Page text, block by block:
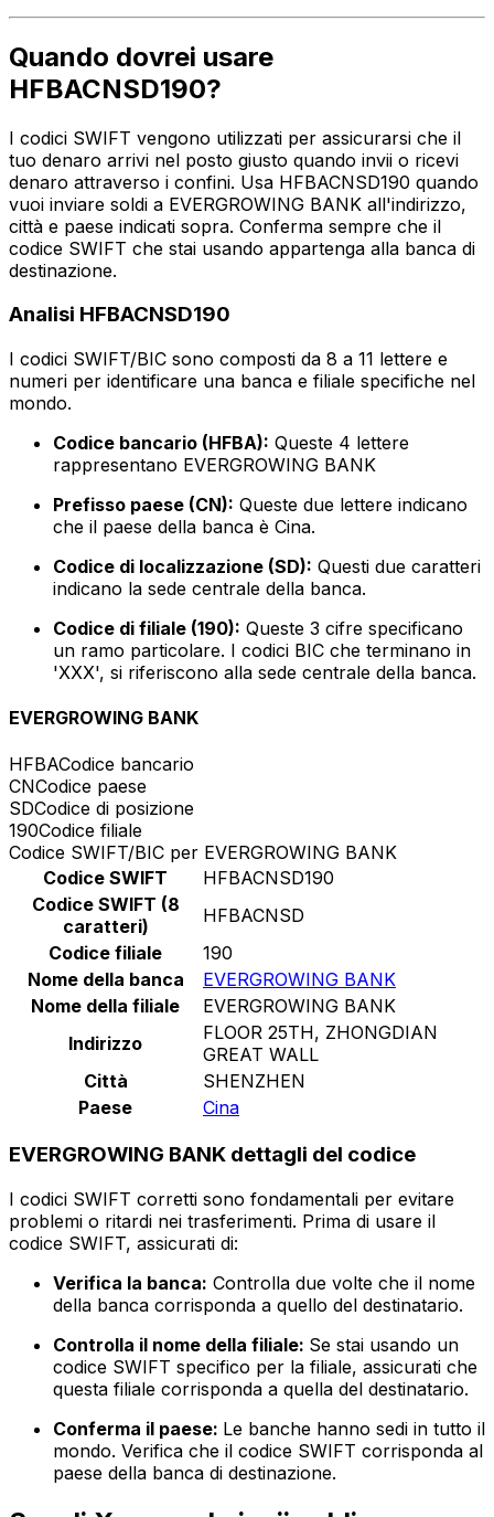
Quando dovrei usare
HFBACNSD190?
I codici SWIFT vengono utilizzati per assicurarsi che il
tuo denaro arrivi nel posto giusto quando invii o ricevi
denaro attraverso i confini. Usa HFBACNSD190 quando
vuoi inviare soldi a EVERGROWING BANK all'indirizzo,
città e paese indicati sopra. Conferma sempre che il
codice SWIFT che stai usando appartenga alla banca di
destinazione.
Analisi HFBACNSD190
I codici SWIFT/BIC sono composti da 8 a 11 lettere e
numeri per identificare una banca e filiale specifiche nel
mondo.
Codice bancario (HFBA): Queste 4 lettere
rappresentano EVERGROWING BANK
Prefisso paese (CN): Queste due lettere indicano
che il paese della banca è Cina.
Codice di localizzazione (SD): Questi due caratteri
indicano la sede centrale della banca.
Codice di filiale (190): Queste 3 cifre specificano
un ramo particolare. I codici BIC che terminano in
'XXX', si riferiscono alla sede centrale della banca.
EVERGROWING BANK
HFBACodice bancario
CNCodice paese
SDCodice di posizione
190Codice filiale
Codice SWIFT/BIC per EVERGROWING BANK
Codice SWIFT
HFBACNSD190
Codice SWIFT (8
caratteri)
HFBACNSD
Codice filiale
190
Nome della banca
EVERGROWING BANK
Nome della filiale
EVERGROWING BANK
Indirizzo
FLOOR 25TH, ZHONGDIAN
GREAT WALL
Città
SHENZHEN
Paese
Cina
EVERGROWING BANK dettagli del codice
I codici SWIFT corretti sono fondamentali per evitare
problemi o ritardi nei trasferimenti. Prima di usare il
codice SWIFT, assicurati di:
Verifica la banca: Controlla due volte che il nome
della banca corrisponda a quello del destinatario.
Controlla il nome della filiale: Se stai usando un
codice SWIFT specifico per la filiale, assicurati che
questa filiale corrisponda a quella del destinatario.
Conferma il paese: Le banche hanno sedi in tutto il
mondo. Verifica che il codice SWIFT corrisponda al
paese della banca di destinazione.